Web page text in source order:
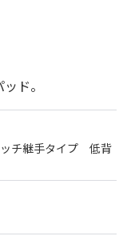
ド。
チ継手タイプ 低背